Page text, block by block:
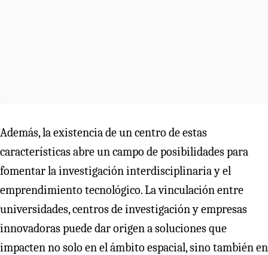
Además, la existencia de un centro de estas
características abre un campo de posibilidades para
fomentar la investigación interdisciplinaria y el
emprendimiento tecnológico. La vinculación entre
universidades, centros de investigación y empresas
innovadoras puede dar origen a soluciones que
impacten no solo en el ámbito espacial, sino también en